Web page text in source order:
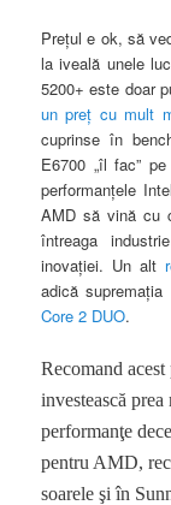
Preţul e ok, să
la iveală unele
5200+ este doar
un preţ cu mult
cuprinse în
E6700 „îl fac”
performanţele
AMD să vină cu
întreaga
inovaţiei. Un alt
adică
Core 2 DUO.
Recomand
investească
performanţe
pentru AMD,
soarele şi în